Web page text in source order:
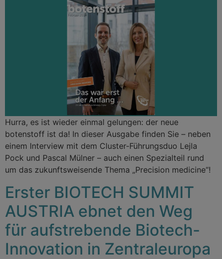
Hurra, es ist wieder einmal gelungen: der neue
botenstoff ist da! In dieser Ausgabe finden Sie – neben
einem Interview mit dem Cluster-Führungsduo Lejla
Pock und Pascal Mülner – auch einen Spezialteil rund
um das zukunftsweisende Thema „Precision medicine“!
Erster BIOTECH SUMMIT
AUSTRIA ebnet den Weg
für aufstrebende Biotech-
Innovation in Zentraleuropa